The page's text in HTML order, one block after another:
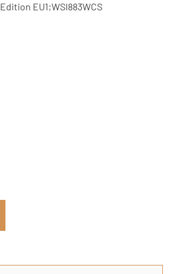
EU1;WSI883WCS